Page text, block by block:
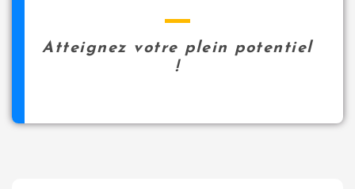
Atteignez votre plein potentiel
!